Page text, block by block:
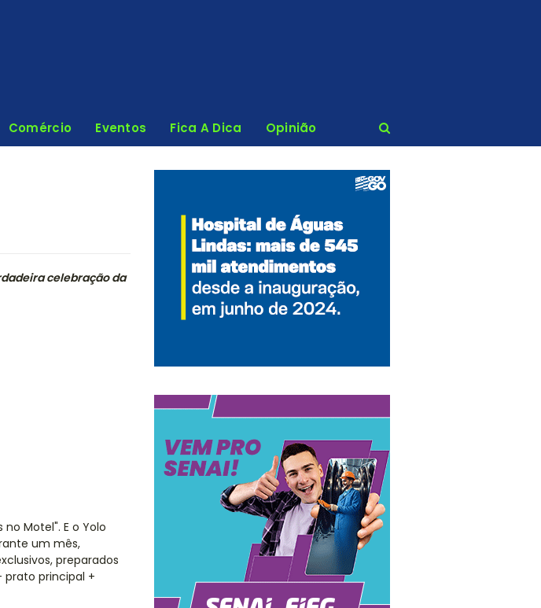
Comércio Eventos Fica A Dica Opinião
celebração da
Motel". E o Yolo
um mês,
preparados
principal +